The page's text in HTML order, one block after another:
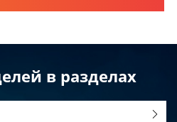
минимизируя
на встречу с друзьями,
в разделах